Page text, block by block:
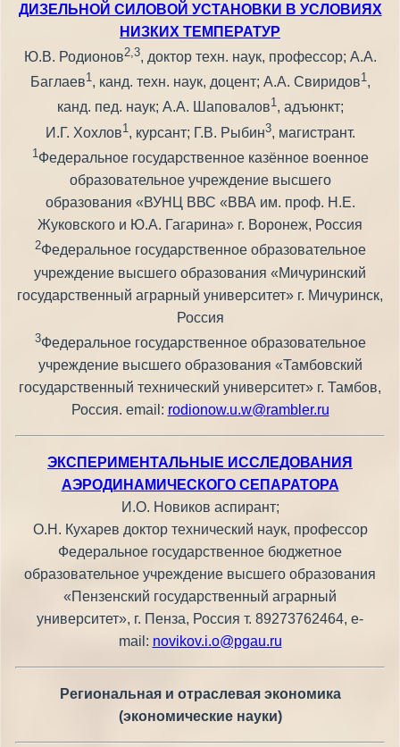
ДИЗЕЛЬНОЙ СИЛОВОЙ УСТАНОВКИ В УСЛОВИЯХ
НИЗКИХ ТЕМПЕРАТУР
Ю.В. Родионов2,3, доктор техн. наук, профессор; А.А.
Баглаев1, канд. техн. наук, доцент; А.А. Свиридов1,
канд. пед. наук; А.А. Шаповалов1, адъюнкт;
И.Г. Хохлов1, курсант; Г.В. Рыбин3, магистрант.
1Федеральное государственное казённое военное
образовательное учреждение высшего
образования «ВУНЦ ВВС «ВВА им. проф. Н.Е.
Жуковского и Ю.А. Гагарина» г. Воронеж, Россия
2Федеральное государственное образовательное
учреждение высшего образования «Мичуринский
государственный аграрный университет» г. Мичуринск,
Россия
3Федеральное государственное образовательное
учреждение высшего образования «Тамбовский
государственный технический университет» г. Тамбов,
Россия. email: rodionow.u.w@rambler.ru
ЭКСПЕРИМЕНТАЛЬНЫЕ ИССЛЕДОВАНИЯ
АЭРОДИНАМИЧЕСКОГО СЕПАРАТОРА
И.О. Новиков аспирант;
О.Н. Кухарев доктор технический наук, профессор
Федеральное государственное бюджетное
образовательное учреждение высшего образования
«Пензенский государственный аграрный
университет», г. Пенза, Россия т. 89273762464, е-
mail: novikov.i.o@pgau.ru
Региональная и отраслевая экономика
(экономические науки)